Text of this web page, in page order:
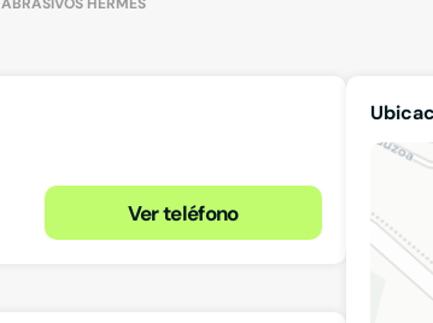
Ver teléfono